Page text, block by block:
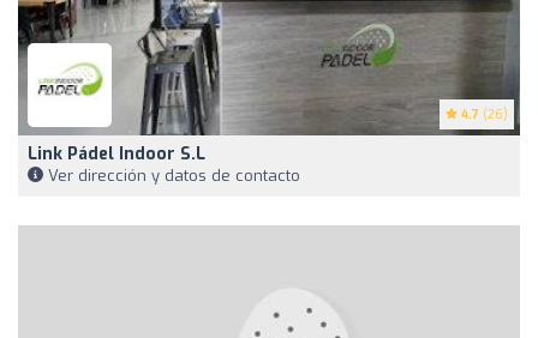
4.7 (26)
Link Pádel Indoor S.L
Ver dirección y datos de contacto